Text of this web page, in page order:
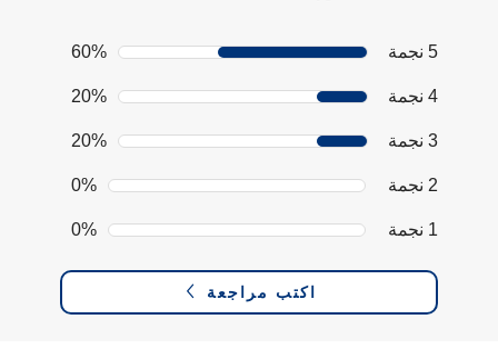
5 نجمة 60%
4 نجمة 20%
3 نجمة 20%
2 نجمة 0%
1 نجمة 0%
اكتب مراجعة